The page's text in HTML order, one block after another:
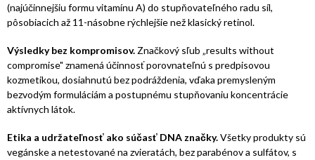
(najúčinnejšiu formu vitamínu A) do stupňovateľného radu síl,
pôsobiacich až 11-násobne rýchlejšie než klasický retinol.
Výsledky bez kompromisov. Značkový sľub „results without
compromise" znamená účinnosť porovnateľnú s predpisovou
kozmetikou, dosiahnutú bez podráždenia, vďaka premysleným
bezvodým formuláciám a postupnému stupňovaniu koncentrácie
aktívnych látok.
Etika a udržateľnosť ako súčasť DNA značky.Všetky produkty sú
vegánske a netestované na zvieratách, bez parabénov a sulfátov, s